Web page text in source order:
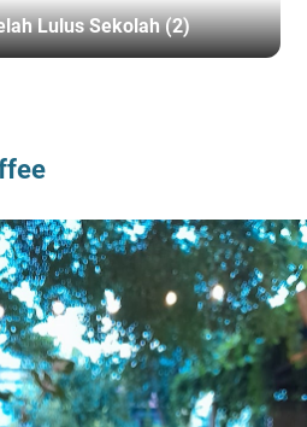
Lulus Sekolah (2)